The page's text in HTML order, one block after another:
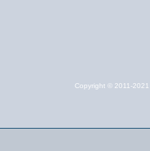
Copyright © 2011-